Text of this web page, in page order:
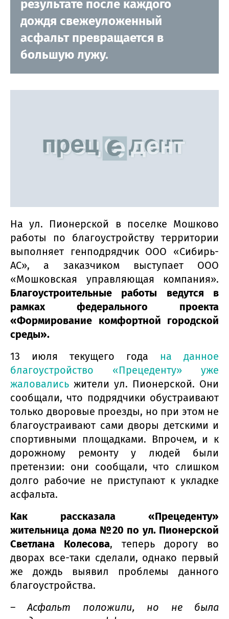
результате после каждого
дождя свежеуложенный
асфальт превращается в
большую лужу.
На ул. Пионерской в поселке Мошково
работы по благоустройству территории
выполняет генподрядчик ООО «Сибирь-
АС», а заказчиком выступает ООО
«Мошковская управляющая компания».
Благоустроительные работы ведутся в
рамках федерального проекта
«Формирование комфортной городской
среды».
13 июля текущего года на данное
благоустройство «Прецеденту» уже
жаловались жители ул. Пионерской. Они
сообщали, что подрядчики обустраивают
только дворовые проезды, но при этом не
благоустраивают сами дворы детскими и
спортивными площадками. Впрочем, и к
дорожному ремонту у людей были
претензии: они сообщали, что слишком
долго рабочие не приступают к укладке
асфальта.
Как рассказала «Прецеденту»
жительница дома №20 по ул. Пионерской
Светлана Колесова, теперь дорогу во
дворах все-таки сделали, однако первый
же дождь выявил проблемы данного
благоустройства.
– Асфальт положили, но не была